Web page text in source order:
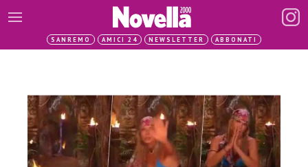
SANREMO AMICI 24 NEWSLETTER ABBONATI